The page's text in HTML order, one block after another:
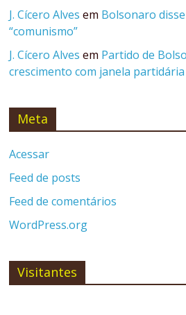
J. Cícero Alves em Bolsonaro
“comunismo”
J. Cícero Alves em Partido de
crescimento com janela partidária
Meta
Acessar
Feed de posts
Feed de comentários
WordPress.org
Visitantes